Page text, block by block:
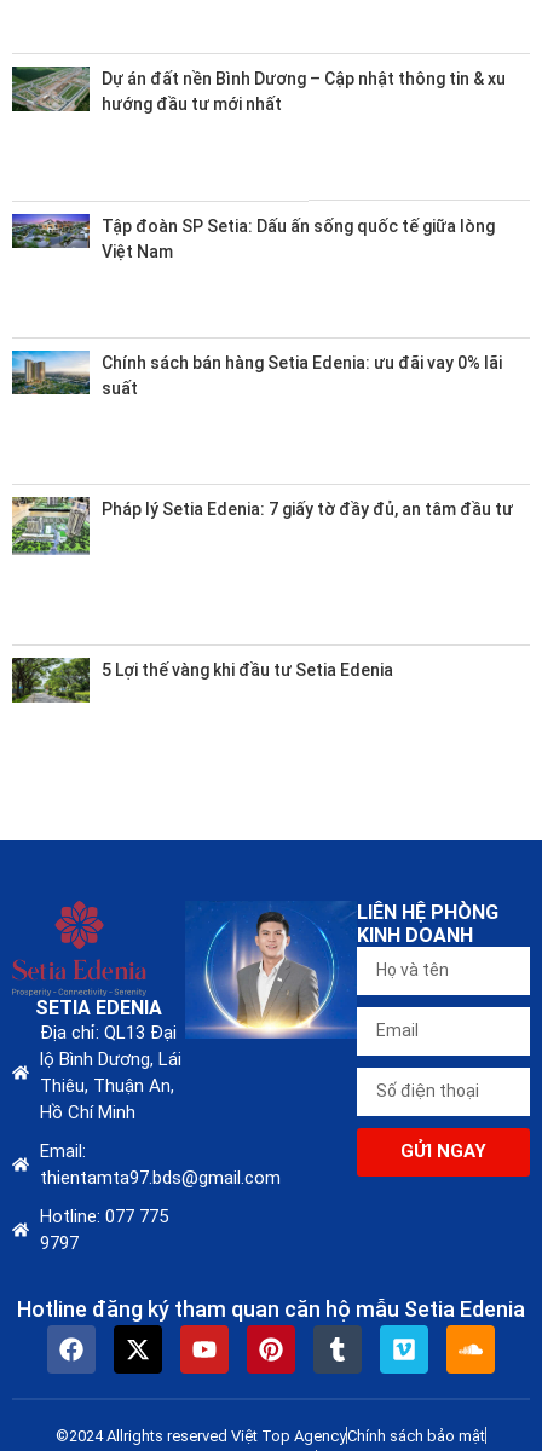
Dự án đất nền Bình Dương – Cập nhật thông tin & xu
hướng đầu tư mới nhất
Tập đoàn SP Setia: Dấu ấn sống quốc tế giữa lòng
Việt Nam
Chính sách bán hàng Setia Edenia: ưu đãi vay 0% lãi
suất
Pháp lý Setia Edenia: 7 giấy tờ đầy đủ, an tâm đầu tư
5 Lợi thế vàng khi đầu tư Setia Edenia
SETIA EDENIA
Địa chỉ: QL13 Đại
lộ Bình Dương, Lái
Thiêu, Thuận An,
Hồ Chí Minh
Email:
thientamta97.bds@gmail.com
Hotline: 077 775
9797
LIÊN HỆ PHÒNG
KINH DOANH
GỬI NGAY
Hotline đăng ký tham quan căn hộ mẫu Setia Edenia
©2024 Allrights reserved Việt Top AgencyChính sách bảo mật